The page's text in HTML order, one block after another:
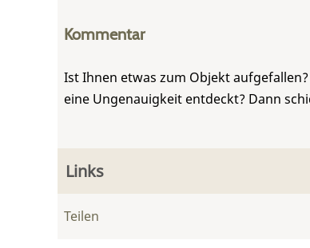
Kommentar
Ist Ihnen etwas zum Objekt
eine Ungenauigkeit entdeckt? Dann
Links
Teilen